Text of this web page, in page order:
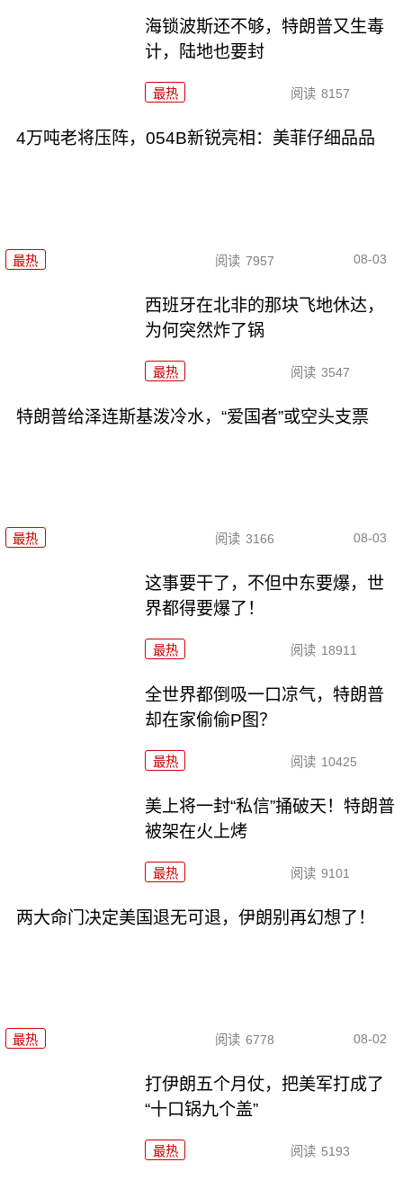
海锁波斯还不够，特朗普又生毒
计，陆地也要封
最热 阅读 8157
4万吨老将压阵，054B新锐亮相：美菲仔细品品
最热 阅读 7957 08-03
西班牙在北非的那块飞地休达，
为何突然炸了锅
最热 阅读 3547
特朗普给泽连斯基泼冷水，“爱国者”或空头支票
最热 阅读 3166 08-03
这事要干了，不但中东要爆，世
界都得要爆了！
最热 阅读 18911
全世界都倒吸一口凉气，特朗普
却在家偷偷P图？
最热 阅读 10425
美上将一封“私信”捅破天！特朗普
被架在火上烤
最热 阅读 9101
两大命门决定美国退无可退，伊朗别再幻想了！
最热 阅读 6778 08-02
打伊朗五个月仗，把美军打成了
“十口锅九个盖”
最热 阅读 5193